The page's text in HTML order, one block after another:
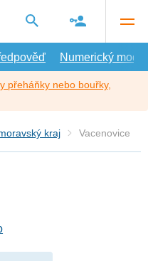
Numerický model
přeháňky nebo bouřky,
kraj Vacenovice